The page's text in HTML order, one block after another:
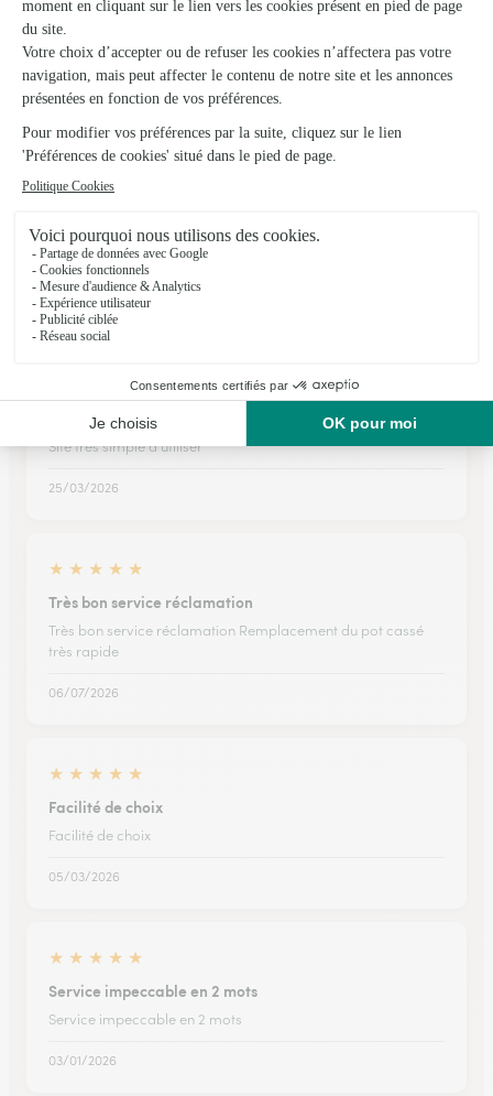
Katy Fleurs
Peyriac Minervois
★★★★ ★4.8 (47)
Zone Artisanale "La Gare"
Voir la boutique
Ils ont fait livrer des fleurs ou une plante à
Carcassonne
★
Site tres simple a utiliser
Site tres simple a utiliser
25/03/2026
★ ★ ★ ★ ★
Très bon service réclamation
Très bon service réclamation Remplacement du pot cassé
très rapide
06/07/2026
★ ★ ★ ★ ★
Facilité de choix
Facilité de choix
05/03/2026
★ ★ ★ ★ ★
Service impeccable en 2 mots
Service impeccable en 2 mots
03/01/2026